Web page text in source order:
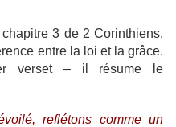
3 de 2 Corinthiens,
entre la loi et la grâce.
verset – il résume le
reflétons comme un